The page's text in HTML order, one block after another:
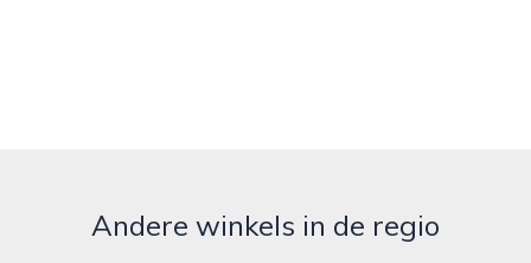
Andere winkels in de regio